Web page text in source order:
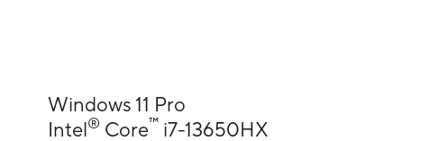
Windows 11 Pro
Intel® Core™ i7-13650HX